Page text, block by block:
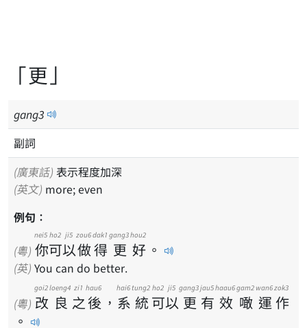
「更」
gang3
副詞
(廣東話) 表示程度加深
(英文) more; even
例句：
(粵) 你
nei5
可
ho2
以
ji5
做
zou6
得
dak1
更
gang3
好
hou2
。
(英) You can do better.
(粵) 改
goi2
良
loeng4
之
zi1
後
hau6
， 系
hai6
統
tung2
可
ho2
以
ji5
更
gang3
有
jau5
效
haau6
噉
gam2
運
wan6
作
zok3
。